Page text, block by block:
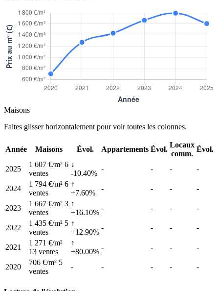
Maisons
Faites glisser horizontalement pour voir toutes les colonnes.
Année Maisons Évol. Appartements Évol.
Locaux
comm.
Évol.
2025
1 607 €/m² 6
ventes
↓
-10.40%
- - - -
2024
1 794 €/m² 6
ventes
↑
+7.60%
- - - -
2023
1 667 €/m² 3
ventes
↑
+16.10%
- - - -
2022
1 435 €/m² 5
ventes
↑
+12.90%
- - - -
2021
1 271 €/m²
13 ventes
↑
+80.00%
- - - -
2020
706 €/m² 5
ventes
- - - - -